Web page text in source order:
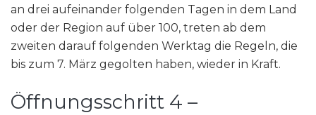
an drei aufeinander folgenden Tagen in dem Land
oder der Region auf über 100, treten ab dem
zweiten darauf folgenden Werktag die Regeln, die
bis zum 7. März gegolten haben, wieder in Kraft.
Öffnungsschritt 4 –